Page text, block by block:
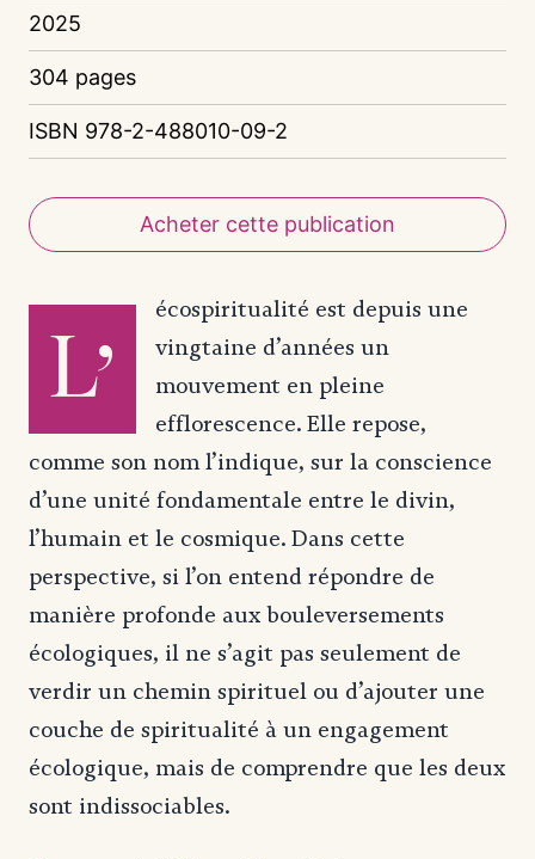
2025
304 pages
ISBN 978-2-488010-09-2
Acheter cette publication
L’
écospiritualité est depuis une
vingtaine d’années un
mouvement en pleine
efflorescence. Elle repose,
comme son nom l’indique, sur la conscience
d’une unité fondamentale entre le divin,
l’humain et le cosmique. Dans cette
perspective, si l’on entend répondre de
manière profonde aux bouleversements
écologiques, il ne s’agit pas seulement de
verdir un chemin spirituel ou d’ajouter une
couche de spiritualité à un engagement
écologique, mais de comprendre que les deux
sont indissociables.